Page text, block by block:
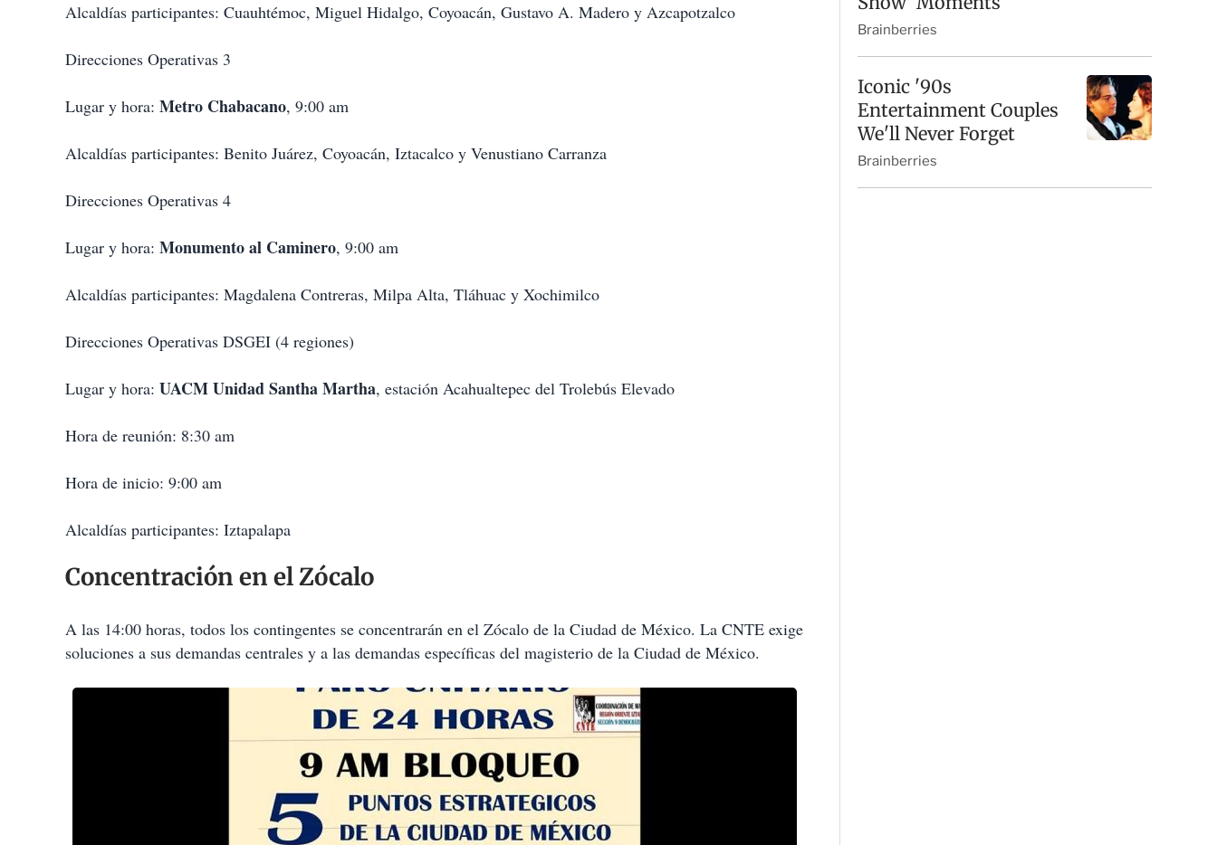
Alcaldías participantes: Cuauhtémoc, Miguel Hidalgo, Coyoacán, Gustavo A. Madero y Azcapotzalco
Direcciones Operativas 3
Lugar y hora: Metro Chabacano, 9:00 am
Alcaldías participantes: Benito Juárez, Coyoacán, Iztacalco y Venustiano Carranza
Direcciones Operativas 4
Lugar y hora: Monumento al Caminero, 9:00 am
Alcaldías participantes: Magdalena Contreras, Milpa Alta, Tláhuac y Xochimilco
Direcciones Operativas DSGEI (4 regiones)
Lugar y hora: UACM Unidad Santha Martha, estación Acahualtepec del Trolebús Elevado
Hora de reunión: 8:30 am
Hora de inicio: 9:00 am
Alcaldías participantes: Iztapalapa
Concentración en el Zócalo
A las 14:00 horas, todos los contingentes se concentrarán en el Zócalo de la Ciudad de México. La CNTE exige
soluciones a sus demandas centrales y a las demandas específicas del magisterio de la Ciudad de México.